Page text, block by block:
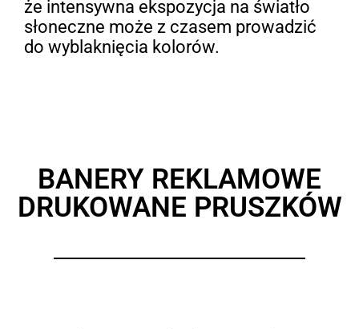
że intensywna ekspozycja na światło
słoneczne może z czasem prowadzić
do wyblaknięcia kolorów.
BANERY REKLAMOWE
DRUKOWANE PRUSZKÓW